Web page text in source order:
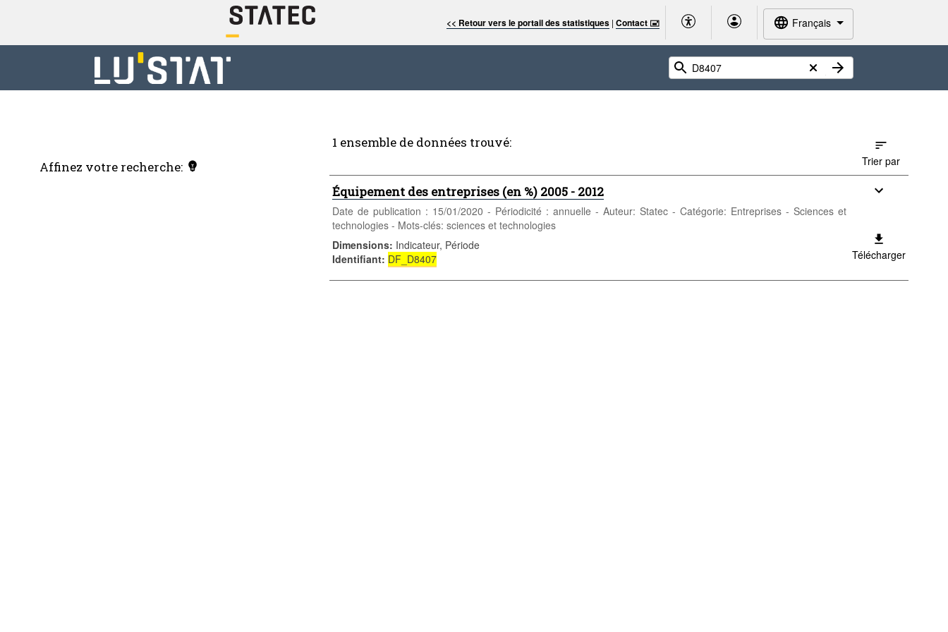
<< Retour vers le portail des statistiques |Contact 🖃 Français
Affinez votre recherche:
1 ensemble de données trouvé:
Trier par
Équipement des entreprises (en %) 2005 - 2012
Date de publication : 15/01/2020 - Périodicité : annuelle - Auteur: Statec - Catégorie: Entreprises - Sciences et
technologies - Mots-clés: sciences et technologies
Dimensions: Indicateur, Période
Identifiant: DF_D8407 Télécharger